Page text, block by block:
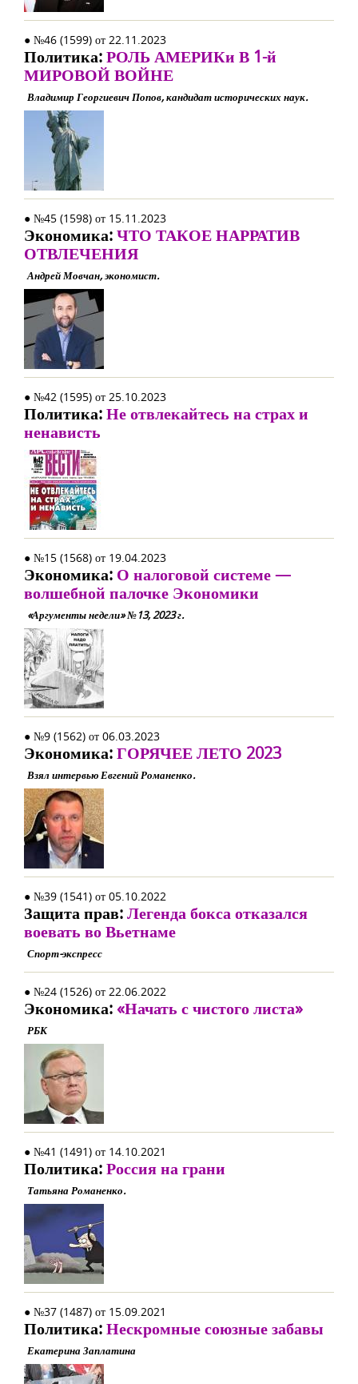
● №46 (1599) от 22.11.2023
Политика:РОЛЬ АМЕРИКи В 1-й
МИРОВОЙ ВОЙНЕ
Владимир Георгиевич Попов, кандидат исторических наук.
● №45 (1598) от 15.11.2023
Экономика:ЧТО ТАКОЕ НАРРАТИВ
ОТВЛЕЧЕНИЯ
Андрей Мовчан, экономист.
● №42 (1595) от 25.10.2023
Политика:Не отвлекайтесь на страх и
ненависть
● №15 (1568) от 19.04.2023
Экономика: О налоговой системе —
волшебной палочке Экономики
«Аргументы недели» №13, 2023 г.
● №9 (1562) от 06.03.2023
Экономика:ГОРЯЧЕЕ ЛЕТО 2023
Взял интервью Евгений Романенко.
● №39 (1541) от 05.10.2022
Защита прав:Легенда бокса отказался
воевать во Вьетнаме
Спорт-экспресс
● №24 (1526) от 22.06.2022
Экономика:«Начать с чистого листа»
РБК
● №41 (1491) от 14.10.2021
Политика:Россия на грани
Татьяна Романенко.
● №37 (1487) от 15.09.2021
Политика:Нескромные союзные забавы
Екатерина Заплатина